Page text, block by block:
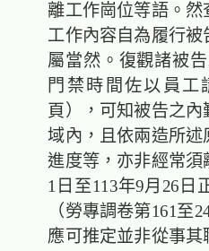
離工作崗位等語。
工作內容自為履行
屬當然。復觀諸被
門禁時間佐以員工
頁），可知被告之
域內，且依兩造所
進度等，亦非經常須
1日至113年9月26日
（勞專調卷第161至
應可推定並非從事